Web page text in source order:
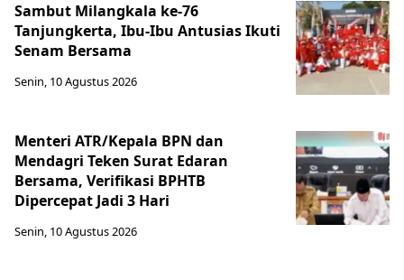
Sambut Milangkala ke-76
Tanjungkerta, Ibu-Ibu Antusias Ikuti
Senam Bersama
Senin, 10 Agustus 2026
Menteri ATR/Kepala BPN dan
Mendagri Teken Surat Edaran
Bersama, Verifikasi BPHTB
Dipercepat Jadi 3 Hari
Senin, 10 Agustus 2026